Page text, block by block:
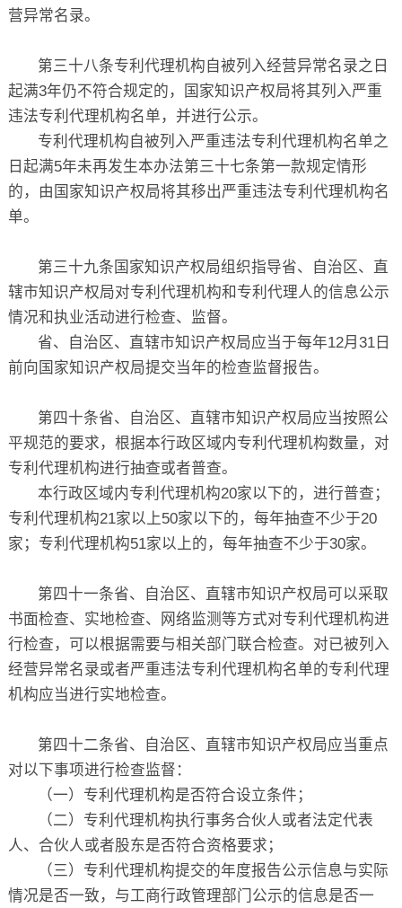
营异常名录。
第三十八条专利代理机构自被列入经营异常名录之日
起满3年仍不符合规定的，国家知识产权局将其列入严重
违法专利代理机构名单，并进行公示。
专利代理机构自被列入严重违法专利代理机构名单之
日起满5年未再发生本办法第三十七条第一款规定情形
的，由国家知识产权局将其移出严重违法专利代理机构名
单。
第三十九条国家知识产权局组织指导省、自治区、直
辖市知识产权局对专利代理机构和专利代理人的信息公示
情况和执业活动进行检查、监督。
省、自治区、直辖市知识产权局应当于每年12月31日
前向国家知识产权局提交当年的检查监督报告。
第四十条省、自治区、直辖市知识产权局应当按照公
平规范的要求，根据本行政区域内专利代理机构数量，对
专利代理机构进行抽查或者普查。
本行政区域内专利代理机构20家以下的，进行普查；
专利代理机构21家以上50家以下的，每年抽查不少于20
家；专利代理机构51家以上的，每年抽查不少于30家。
第四十一条省、自治区、直辖市知识产权局可以采取
书面检查、实地检查、网络监测等方式对专利代理机构进
行检查，可以根据需要与相关部门联合检查。对已被列入
经营异常名录或者严重违法专利代理机构名单的专利代理
机构应当进行实地检查。
第四十二条省、自治区、直辖市知识产权局应当重点
对以下事项进行检查监督：
（一）专利代理机构是否符合设立条件；
（二）专利代理机构执行事务合伙人或者法定代表
人、合伙人或者股东是否符合资格要求；
（三）专利代理机构提交的年度报告公示信息与实际
情况是否一致，与工商行政管理部门公示的信息是否一